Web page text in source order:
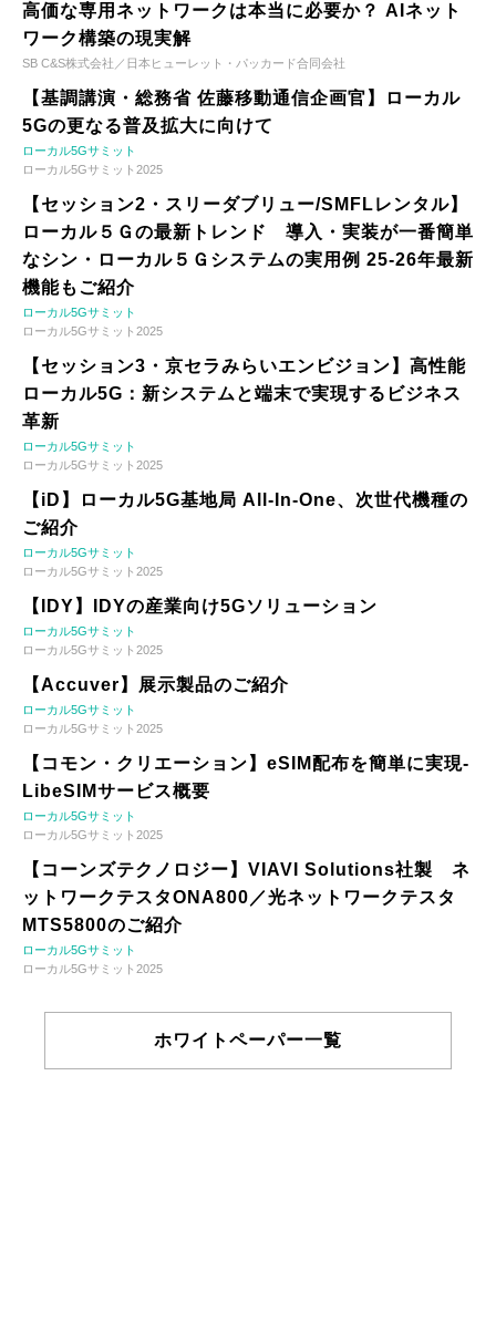
高価な専用ネットワークは本当に必要か？ AIネット
ワーク構築の現実解
SB C&S株式会社／日本ヒューレット・パッカード合同会社
【基調講演・総務省 佐藤移動通信企画官】ローカル
5Gの更なる普及拡大に向けて
ローカル5Gサミット
ローカル5Gサミット2025
【セッション2・スリーダブリュー/SMFLレンタル】
ローカル５Ｇの最新トレンド 導入・実装が一番簡単
なシン・ローカル５Ｇシステムの実用例 25-26年最新
機能もご紹介
ローカル5Gサミット
ローカル5Gサミット2025
【セッション3・京セラみらいエンビジョン】高性能
ローカル5G：新システムと端末で実現するビジネス
革新
ローカル5Gサミット
ローカル5Gサミット2025
【iD】ローカル5G基地局 All-In-One、次世代機種の
ご紹介
ローカル5Gサミット
ローカル5Gサミット2025
【IDY】IDYの産業向け5Gソリューション
ローカル5Gサミット
ローカル5Gサミット2025
【Accuver】展示製品のご紹介
ローカル5Gサミット
ローカル5Gサミット2025
【コモン・クリエーション】eSIM配布を簡単に実現-
LibeSIMサービス概要
ローカル5Gサミット
ローカル5Gサミット2025
【コーンズテクノロジー】VIAVI Solutions社製 ネ
ットワークテスタONA800／光ネットワークテスタ
MTS5800のご紹介
ローカル5Gサミット
ローカル5Gサミット2025
ホワイトペーパー一覧